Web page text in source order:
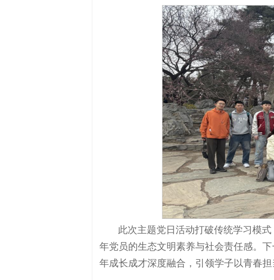
此次主题党日活动打破传统学习模
年党员的生态文明素养与社会责任感。
年成长成才深度融合，引领学子以青春